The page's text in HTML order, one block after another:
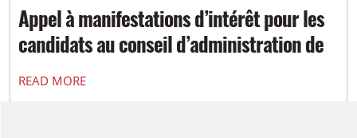
Appel à manifestations d’intérêt pour les
candidats au conseil d’administration de
Tir à l’arc Canada
READ MORE